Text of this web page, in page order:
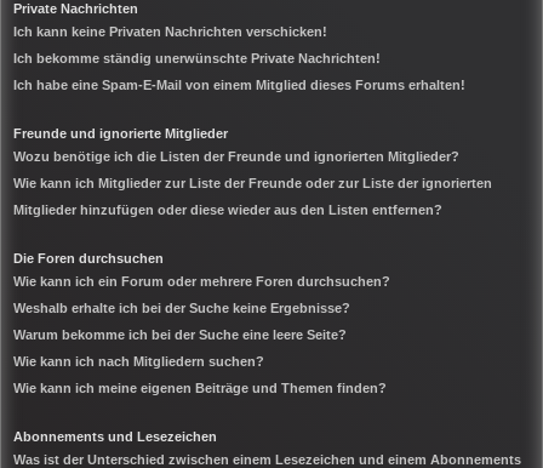
Private Nachrichten
Ich kann keine Privaten Nachrichten verschicken!
Ich bekomme ständig unerwünschte Private Nachrichten!
Ich habe eine Spam-E-Mail von einem Mitglied dieses Forums erhalten!
Freunde und ignorierte Mitglieder
Wozu benötige ich die Listen der Freunde und ignorierten Mitglieder?
Wie kann ich Mitglieder zur Liste der Freunde oder zur Liste der ignorierten
Mitglieder hinzufügen oder diese wieder aus den Listen entfernen?
Die Foren durchsuchen
Wie kann ich ein Forum oder mehrere Foren durchsuchen?
Weshalb erhalte ich bei der Suche keine Ergebnisse?
Warum bekomme ich bei der Suche eine leere Seite?
Wie kann ich nach Mitgliedern suchen?
Wie kann ich meine eigenen Beiträge und Themen finden?
Abonnements und Lesezeichen
Was ist der Unterschied zwischen einem Lesezeichen und einem Abonnements